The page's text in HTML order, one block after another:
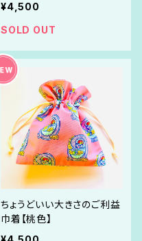
¥4,500
SOLD OUT
ちょうどいい大きさのご利益
巾着【桃色】